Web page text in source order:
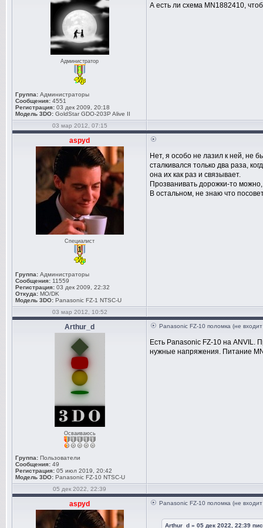
Администратор
Группа: Администраторы
Сообщения: 4551
Регистрация: 03 дек 2009, 20:18
Модель 3DO: GoldStar GDO-203P Alive II
А есть ли схема MN1882410,
03 мар 2012, 07:15
aspyd
Специалист
Группа: Администраторы
Сообщения: 11559
Регистрация: 03 дек 2009, 22:32
Откуда: MO/DK
Модель 3DO: Panasonic FZ-1 NTSC-U
Нет, я особо не лазил к ней, не
сталкивался только два раза,
она их как раз и связывает.
Прозванивать дорожки-то
В остальном, не знаю что
03 мар 2012, 10:52
Arthur_d
Осваиваюсь
Группа: Пользователи
Сообщения: 49
Регистрация: 05 июл 2019, 20:42
Модель 3DO: Panasonic FZ-10 NTSC-U
Panasonic FZ-10 поломка (не
Есть Panasonic FZ-10 на ANVIL.
нужные напряжения. Питание
05 дек 2022, 22:39
aspyd Panasonic FZ-10 поломка (не
Arthur_d » 05 дек 2022, 22:39